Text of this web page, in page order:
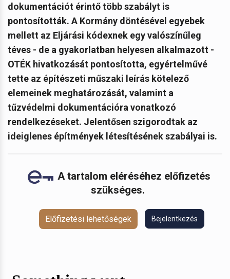
dokumentációt érintő több szabályt is
pontosították. A Kormány döntésével egyebek
mellett az Eljárási kódexnek egy valószínűleg
téves - de a gyakorlatban helyesen alkalmazott -
OTÉK hivatkozását pontosította, egyértelművé
tette az építészeti műszaki leírás kötelező
elemeinek meghatározását, valamint a
tűzvédelmi dokumentációra vonatkozó
rendelkezéseket. Jelentősen szigorodtak az
ideiglenes építmények létesítésének szabályai is.
A tartalom eléréséhez előfizetés
szükséges.
Előfizetési lehetőségek Bejelentkezés